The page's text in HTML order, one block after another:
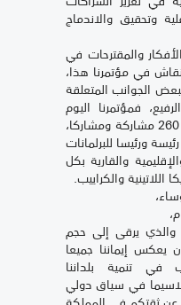
وتحقيق والاندماج
والمقترحات في
في مؤتمرنا هذا،
الجوانب المتعلقة
فمؤتمرنا اليوم
يعرف حضور ومشاركة أزيد من 260 مشاركة ومشاركا،
ممثلين ل 40 دولة، ضمنهم 30 رئيسة ورئيسا للبرلمانات
والقارية بكل
اللاتينية والكراييب.
والذي يرقى إلى حجم
إيماننا جميعا
في تنمية بلداننا
لاسيما في سياق دولي